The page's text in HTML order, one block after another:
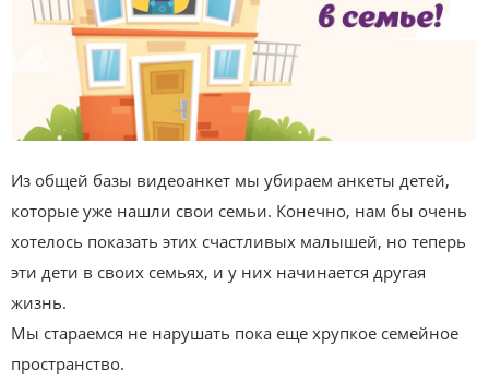
Из общей базы видеоанкет мы убираем анкеты детей,
которые уже нашли свои семьи. Конечно, нам бы очень
хотелось показать этих счастливых малышей, но теперь
эти дети в своих семьях, и у них начинается другая
жизнь.
Мы стараемся не нарушать пока еще хрупкое семейное
пространство.